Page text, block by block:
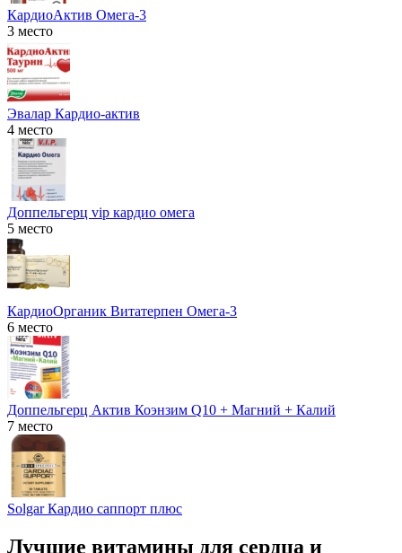
КардиоАктив Омега-3
3 место
Эвалар Кардио-актив
4 место
Доппельгерц vip кардио омега
5 место
КардиоОрганик Витатерпен Омега-3
6 место
Доппельгерц Актив Коэнзим Q10 + Магний + Калий
7 место
Solgar Кардио саппорт плюс
Лучшие витамины для сердца и